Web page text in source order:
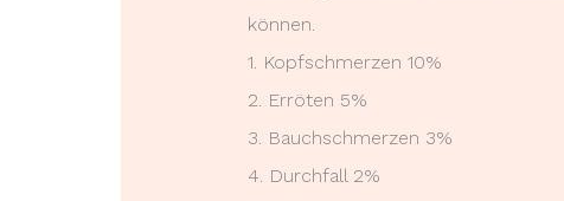
können.
1. Kopfschmerzen 10%
2. Erröten 5%
3. Bauchschmerzen 3%
4. Durchfall 2%